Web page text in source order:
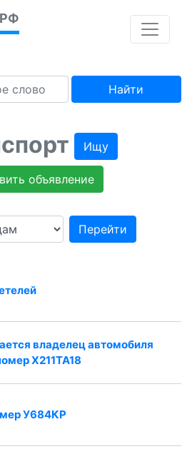
Найти
Ищу
объявление
Перейти
владелец автомобиля
X211TA18
У684КР